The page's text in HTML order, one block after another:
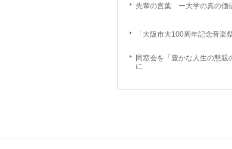
先輩の言葉 ー大学の真の価
「大阪市大100周年記念音楽祭
同窓会を「豊かな人生の懇親
に